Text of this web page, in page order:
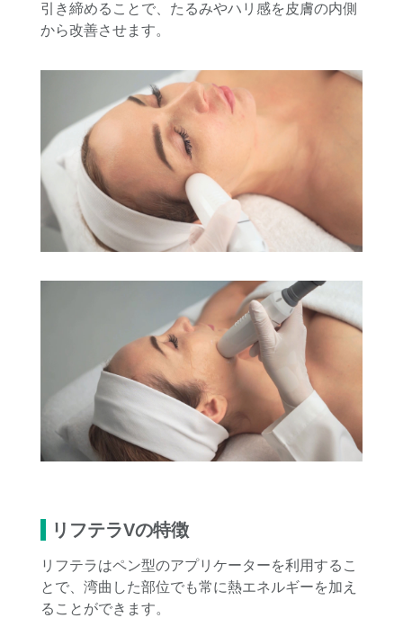
引き締めることで、たるみやハリ感を皮膚の内側
から改善させます。
リフテラVの特徴
リフテラはペン型のアプリケーターを利用するこ
とで、湾曲した部位でも常に熱エネルギーを加え
ることができます。